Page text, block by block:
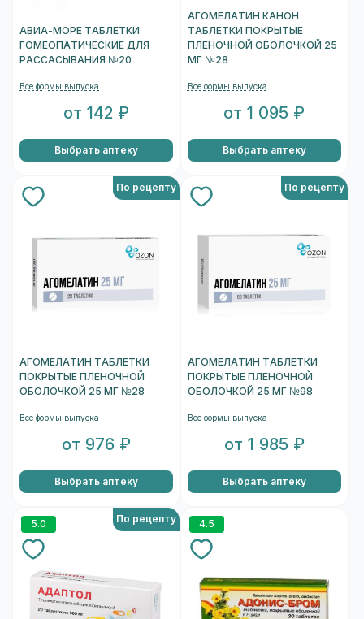
АВИА-МОРЕ ТАБЛЕТКИ
ГОМЕОПАТИЧЕСКИЕ ДЛЯ
РАССАСЫВАНИЯ №20
Все формы выпуска
от 142 ₽
Выбрать аптеку
АГОМЕЛАТИН КАНОН
ТАБЛЕТКИ ПОКРЫТЫЕ
ПЛЕНОЧНОЙ ОБОЛОЧКОЙ 25
МГ №28
Все формы выпуска
от 1 095 ₽
Выбрать аптеку
По рецепту
АГОМЕЛАТИН ТАБЛЕТКИ
ПОКРЫТЫЕ ПЛЕНОЧНОЙ
ОБОЛОЧКОЙ 25 МГ №28
Все формы выпуска
от 976 ₽
Выбрать аптеку
По рецепту
АГОМЕЛАТИН ТАБЛЕТКИ
ПОКРЫТЫЕ ПЛЕНОЧНОЙ
ОБОЛОЧКОЙ 25 МГ №98
Все формы выпуска
от 1 985 ₽
Выбрать аптеку
5.0 По рецепту 4.5